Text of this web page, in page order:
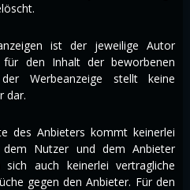
ist der jeweilige Autor
den Inhalt der beworbenen
Werbeanzeige stellt keine
dar.
des Anbieters kommt keinerlei
dem Nutzer und dem Anbieter
auch keinerlei vertragliche
gegen den Anbieter. Für den